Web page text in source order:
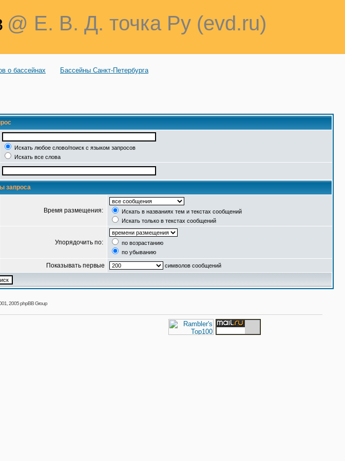
@ Е. В. Д. точка Ру (evd.ru)
о бассейнах Бассейны Санкт-Петербурга
Искать любое слово/поиск с языком запросов
Искать все слова
запроса
Время размещения:
Искать в названиях тем и текстах сообщений
Искать только в текстах сообщений
Упорядочить по:
по возрастанию
по убыванию
Показывать первые символов сообщений
2005 phpBB Group